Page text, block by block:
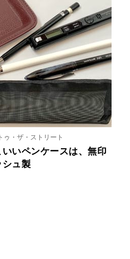
ゥ・ザ・ストリート
いペンケースは、無印
シュ製